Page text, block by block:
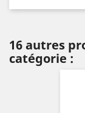
16 autres
catégorie :